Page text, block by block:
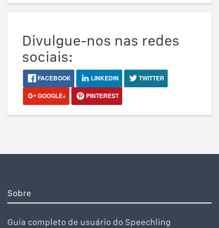
Divulgue-nos nas redes
sociais:
FACEBOOK LINKEDIN
TWITTER
GOOGLE+
PINTEREST
Sobre
Guia completo de usuário do Speechling